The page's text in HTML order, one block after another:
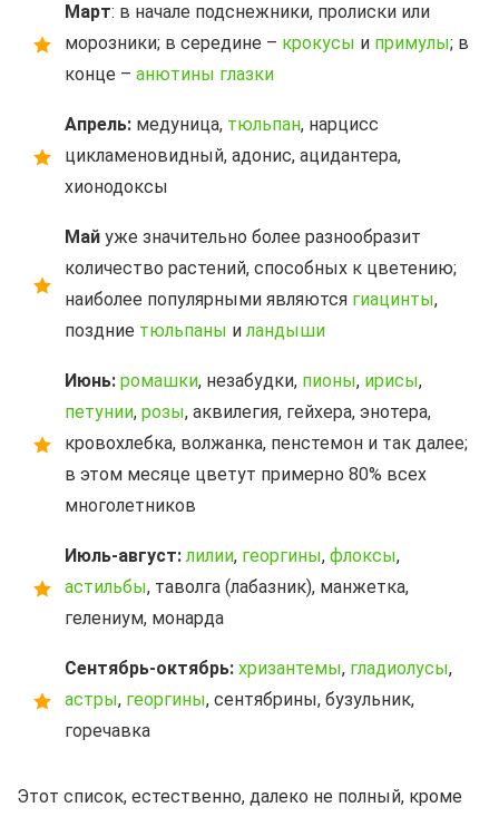
Март: в начале подснежники, пролиски или
морозники; в середине – крокусы и примулы; в
конце – анютины глазки
Апрель: медуница, тюльпан, нарцисс
цикламеновидный, адонис, ацидантера,
хионодоксы
Май уже значительно более разнообразит
количество растений, способных к цветению;
наиболее популярными являются гиацинты,
поздние тюльпаны иландыши
Июнь: ромашки, незабудки, пионы, ирисы,
петунии, розы, аквилегия, гейхера, энотера,
кровохлебка, волжанка, пенстемон и так далее;
в этом месяце цветут примерно 80% всех
многолетников
Июль-август: лилии, георгины, флоксы,
астильбы, таволга (лабазник), манжетка,
гелениум, монарда
Сентябрь-октябрь: хризантемы, гладиолусы,
астры, георгины, сентябрины, бузульник,
горечавка
Этот список, естественно, далеко не полный, кроме